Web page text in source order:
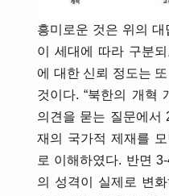
흥미로운 것은 위의
이 세대에 따라 구분
에 대한 신뢰 정도는
것이다. “북한의 개혁
의견을 묻는 질문에서
재의 국가적 제재를
로 이해하였다. 반면
의 성격이 실제로 변